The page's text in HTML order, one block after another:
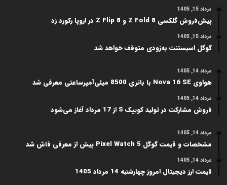
مرداد 15, 1405
پیش‌فروش گلکسی Z Fold 8 و Z Flip 8 در اروپا رکورد زد
مرداد 15, 1405
گوگل اسیستنت به‌زودی متوقف خواهد شد
مرداد 14, 1405
هواوی Nova 16 SE با باتری 8500 میلی‌آمپرساعتی معرفی شد
مرداد 14, 1405
فروش مشارکت در تولید کوییک S از 17 مرداد آغاز می‌شود
مرداد 14, 1405
مشخصات و قیمت گوگل Pixel Watch 5 پیش از معرفی فاش شد
مرداد 14, 1405
قیمت ارز دیجیتال امروز چهارشنبه 14 مرداد 1405